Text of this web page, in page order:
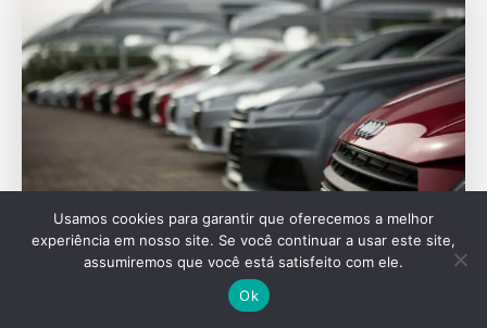
SEU VEÍCULO
Adeus, vermelho? O que revelam as cores
Usamos cookies para garantir que oferecemos a melhor
experiência em nosso site. Se você continuar a usar este site,
assumiremos que você está satisfeito com ele.
Ok